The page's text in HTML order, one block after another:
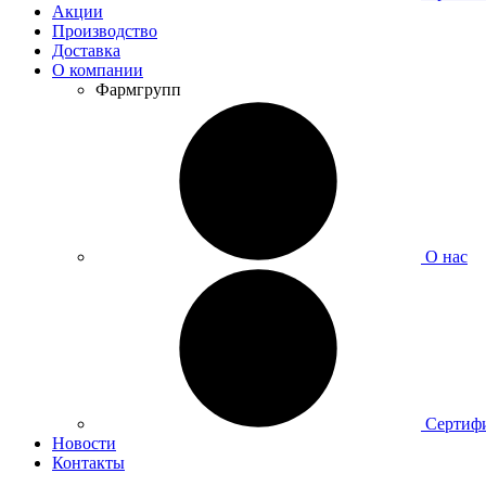
Акции
Производство
Доставка
О компании
Фармгрупп
О нас
Новости
Контакты